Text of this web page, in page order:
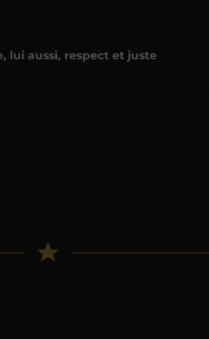
lui aussi, respect et juste